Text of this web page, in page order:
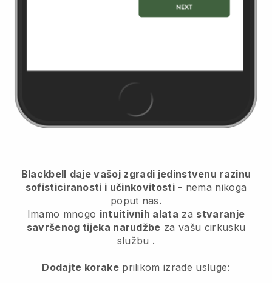
Blackbell daje vašoj zgradi jedinstvenu razinu
sofisticiranosti i učinkovitosti- nema nikoga
poput nas.
Imamo mnogo intuitivnih alata za stvaranje
savršenog tijeka narudžbe za vašu cirkusku
službu .
Dodajte korakeprilikom izrade usluge: